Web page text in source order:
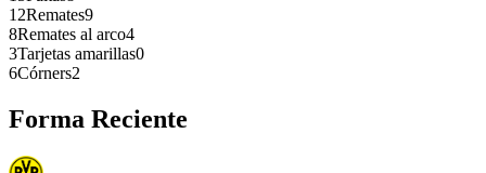
12Remates9
8Remates al arco4
3Tarjetas amarillas0
6Córners2
Forma Reciente